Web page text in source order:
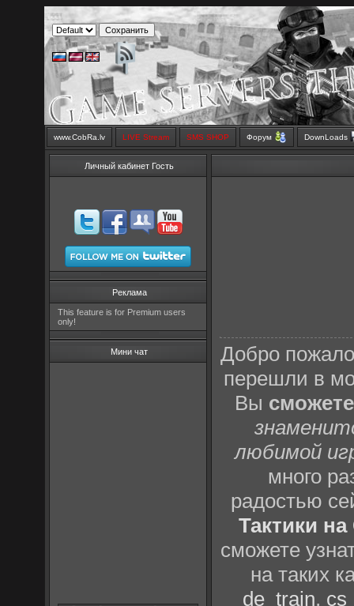
www.CobRa.lv LIVE Stream SMS SHOP Форум DownLoads
Личный кабинет Гость
Реклама
This feature is for Premium users
only!
Мини чат
Добро
перешли в
Вы
любимой
много
радостью
Тактики
сможете
на таких
de_train,